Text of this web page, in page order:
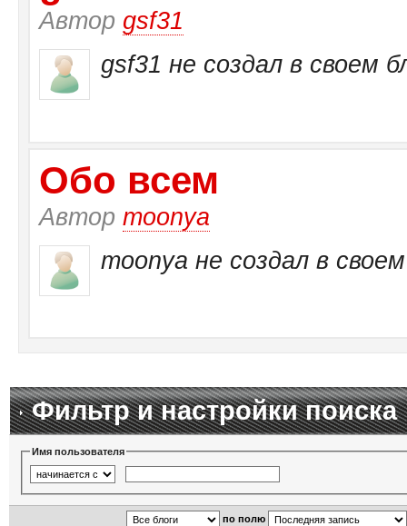
Автор gsf31
gsf31 не создал в своем
Обо всем
Автор moonya
moonya не создал в
Фильтр и настройки поиска
Имя пользователя
по полю